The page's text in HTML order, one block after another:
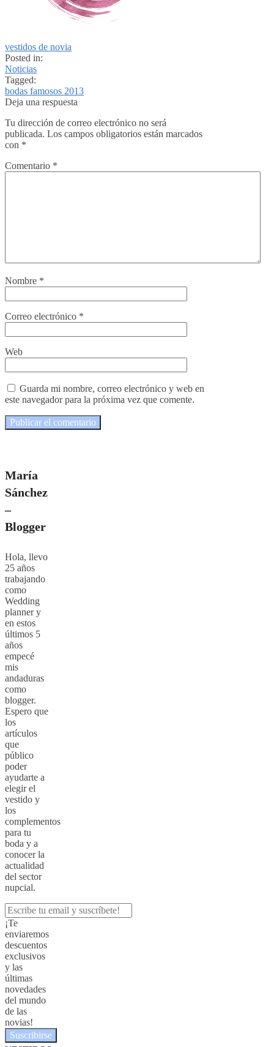
vestidos de novia
Posted in:
Noticias
Tagged:
bodas famosos 2013
Deja una respuesta
Tu dirección de correo electrónico no será
publicada. Los campos obligatorios están marcados
con *
Comentario *
Nombre *
Correo electrónico *
Web
Guarda mi nombre, correo electrónico y web en
este navegador para la próxima vez que comente.
María
Sánchez
–
Blogger
Hola, llevo
25 años
trabajando
como
Wedding
planner y
en estos
últimos 5
años
empecé
mis
andaduras
como
blogger.
Espero que
los
artículos
que
público
poder
ayudarte a
elegir el
vestido y
los
complementos
para tu
boda y a
conocer la
actualidad
del sector
nupcial.
¡Te
enviaremos
descuentos
exclusivos
y las
últimas
novedades
del mundo
de las
novias!
Suscribirse